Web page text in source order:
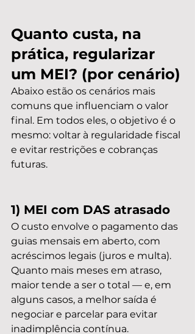
Quanto custa, na
prática, regularizar
um MEI? (por cenário)
Abaixo estão os cenários mais
comuns que influenciam o valor
final. Em todos eles, o objetivo é o
mesmo: voltar à regularidade fiscal
e evitar restrições e cobranças
futuras.
1) MEI com DAS atrasado
O custo envolve o pagamento das
guias mensais em aberto, com
acréscimos legais (juros e multa).
Quanto mais meses em atraso,
maior tende a ser o total — e, em
alguns casos, a melhor saída é
negociar e parcelar para evitar
inadimplência contínua.